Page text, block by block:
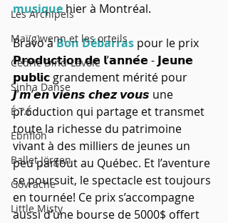
Les Archipels
Maï(g)wenn et les orteils
Cédric Dind-Lavoie
Sinha Danse
É.T.É
Ebnfloh
Ballet Jörgen
Govrache
Little Misty
musique hier à Montréal.
Bravo à Bon Débarras pour le prix
𝗣𝗿𝗼𝗱𝘂𝗰𝘁𝗶𝗼𝗻 𝗱𝗲 𝗹’𝗮𝗻𝗻𝗲́𝗲 - 𝗝𝗲𝘂𝗻𝗲
𝗽𝘂𝗯𝗹𝗶𝗰 grandement mérité pour
𝙅’𝙢’𝙚𝙣 𝙫𝙞𝙚𝙣𝙨 𝙘𝙝𝙚𝙯 𝙫𝙤𝙪𝙨 une
production qui partage et transmet
toute la richesse du patrimoine
vivant à des milliers de jeunes un
peu partout au Québec. Et l’aventure
se poursuit, le spectacle est toujours
en tournée! Ce prix s’accompagne
aussi d’une bourse de 5000$ offert